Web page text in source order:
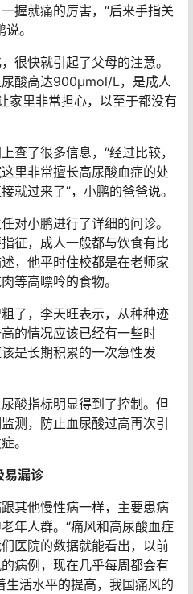
握就痛的厉害，“后来手指关
。
很快就引起了父母的注意。
酸高达900μmol/L，是成人
家里非常担心，以至于都没有
查了很多信息，“经过比较，
里非常擅长高尿酸血症的处
就过来了”，小鹏的爸爸说。
对小鹏进行了详细的问诊。
征，成人一般都与饮食有比
，他平时住校都是在老师家
等高嘌呤的食物。
了，李天旺表示，从种种迹
的情况应该已经有一些时
是长期积累的一次急性发
酸指标明显得到了控制。但
测，防止血尿酸过高再次引
。
易漏诊
其他慢性病一样，主要患病
年人群。“痛风和高尿酸血症
医院的数据就能看出，以前
病例，现在几乎每周都会有
生活水平的提高，我国痛风的